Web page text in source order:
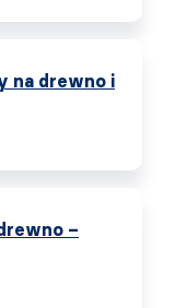
na drewno i
–